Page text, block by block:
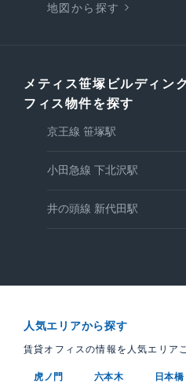
地図から探す
メティス笹塚ビルディン
フィス物件を探す
京王線 笹塚駅
小田急線 下北沢駅
井の頭線 新代田駅
人気エリアから探す
賃貸オフィスの情報を人気エリア
虎ノ門 六本木 日本橋